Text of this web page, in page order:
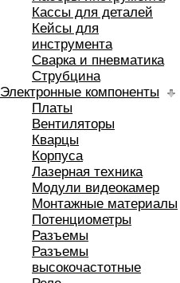
Кассы для деталей
Кейсы для
инструмента
Сварка и пневматика
Струбцина
Электронные компоненты
Платы
Вентиляторы
Кварцы
Корпуса
Лазерная техника
Модули видеокамер
Монтажные материалы
Потенциометры
Разъемы
Разъемы
высокочастотные